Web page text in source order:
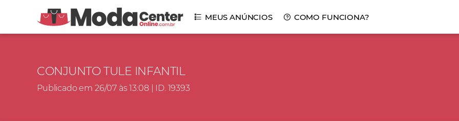
MEUS ANÚNCIOS COMO FUNCIONA?
CONJUNTO TULE INFANTIL
Publicado em 26/07 às 13:08 | ID. 19393